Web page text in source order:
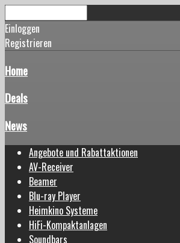
Einloggen
Registrieren
Home
Deals
News
Angebote und Rabattaktionen
AV-Receiver
Beamer
Blu-ray Player
Heimkino Systeme
HiFi-Kompaktanlagen
Soundbars